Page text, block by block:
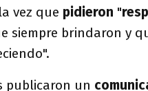
vez que pidieron "
siempre brindaron y
publicaron un